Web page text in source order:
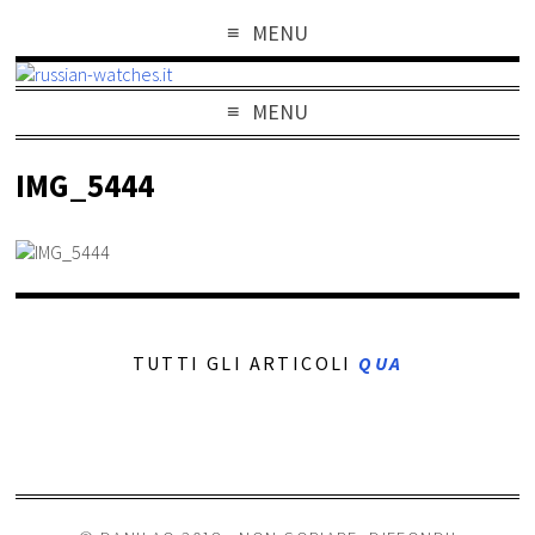
MENU
MENU
IMG_5444
TUTTI GLI ARTICOLI QUA